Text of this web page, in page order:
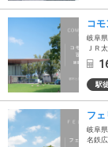
コ
岐阜
ＪＲ
駅
フ
岐阜
名鉄